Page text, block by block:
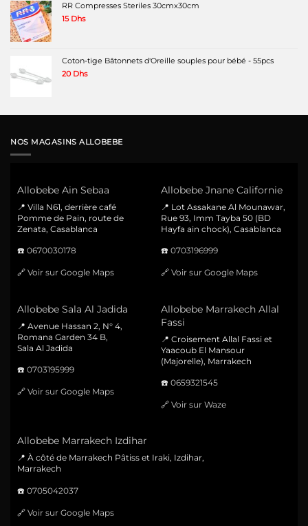
RR Compresses Steriles 30cmx30cm
15 Dhs
Coton-tige Bâtonnets d'Oreille souples pour bébé - 55pcs
20 Dhs
NOS MAGASINS ALLOBEBE
Allobebe Ain Sebaa
📍 Villa N61, derrière café
Pomme de Pain, route de
Zenata, Casablanca
☎️ 0670030178
🔗 Voir sur Google Maps
Allobebe Jnane Californie
📍 Lot Assakane Al Mounawar,
Rue 93, Imm Tayba 50 (BD
Hayfa ain chock), Casablanca
☎️ 0703196999
🔗 Voir sur Google Maps
Allobebe Sala Al Jadida
📍 Avenue Hassan 2, N° 4,
Romana Garden 34 B,
Sala Al Jadida
☎️ 0703195999
🔗 Voir sur Google Maps
Allobebe Marrakech Allal
Fassi
📍 Croisement Allal Fassi et
Yaacoub El Mansour
(Majorelle), Marrakech
☎️ 0659321545
🔗 Voir sur Waze
Allobebe Marrakech Izdihar
📍 À côté de Marrakech Pâtiss et Iraki, Izdihar,
Marrakech
☎️ 0705042037
🔗 Voir sur Google Maps